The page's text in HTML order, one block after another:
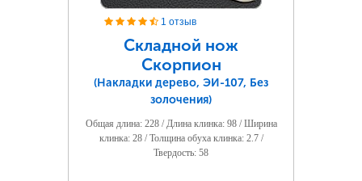
1 отзыв
Складной нож
Скорпион
(Накладки дерево, ЭИ-107, Без
золочения)
Общая длина: 228 / Длина клинка: 98 / Ширина
клинка: 28 / Толщина обуха клинка: 2.7 /
Твердость: 58